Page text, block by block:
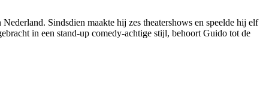
Sindsdien maakte hij zes theatershows en speelde hij elf
in een stand-up comedy-achtige stijl, behoort Guido tot de